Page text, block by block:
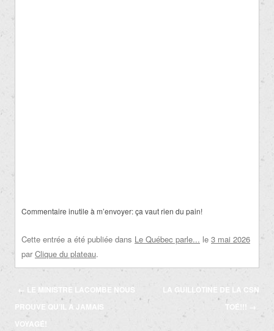
Commentaire inutile à m’envoyer: ça vaut rien du pain!
Cette entrée a été publiée dans Le Québec parle... le 3 mai 2026
par Clique du plateau.
Navigation
des
articles
← LE MINISTRE LACOMBE NOUS
PROUVE QU’IL A JAMAIS
VOYAGÉ!
LA GUILLOTINE DE LA CSN
TOÉ!!!
→